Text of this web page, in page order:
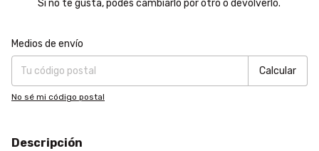
Si no te gusta, podés cambiarlo por otro o devolverlo.
Entregas para el CP:
Medios de envío
Calcular
No sé mi código postal
Descripción